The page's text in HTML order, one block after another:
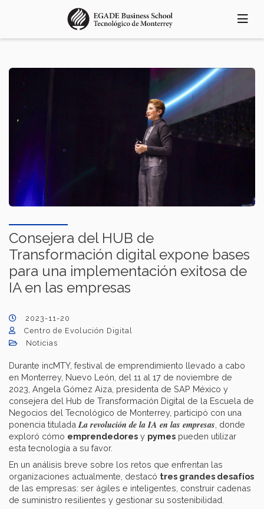
principal
Consejera del HUB de
Transformación digital expone bases
para una implementación exitosa de
IA en las empresas
2023-11-20
Centro de Evolución Digital
Noticias
Durante incMTY, festival de emprendimiento llevado a cabo
en Monterrey, Nuevo León, del 11 al 17 de noviembre de
2023, Angela Gómez Aiza, presidenta de SAP México y
consejera del Hub de Transformación Digital de la Escuela de
Negocios del Tecnológico de Monterrey, participó con una
ponencia titulada La revolución de la IA en las empresas , donde
exploró cómo emprendedores y pymes pueden utilizar
esta tecnología a su favor.
En un análisis breve sobre los retos que enfrentan las
organizaciones actualmente, destacó tres grandes desafíos
de las empresas: ser ágiles e inteligentes, construir cadenas
de suministro resilientes y gestionar su sostenibilidad.